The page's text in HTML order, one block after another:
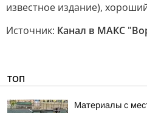
известное издание),
Источник: Канал в МАКС
ТОП
Материалы с